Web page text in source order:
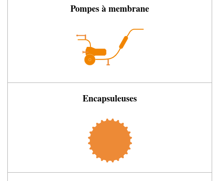
Pompes à membrane
Encapsuleuses